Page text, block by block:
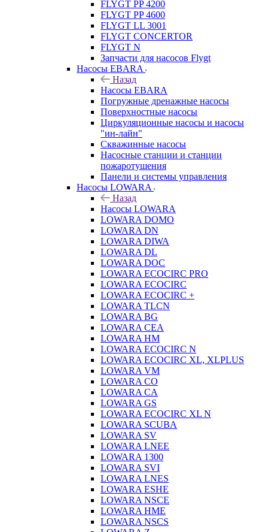
FLYGT PP 4200
FLYGT PP 4600
FLYGT LL 3001
FLYGT CONCERTOR
FLYGT N
Запчасти для насосов Flygt
Насосы EBARA
Назад
Насосы EBARA
Погружные дренажные насосы
Поверхностные насосы
Циркуляционные насосы и насосы
"ин-лайн"
Скважинные насосы
Насосные станции и станции
пожаротушения
Панели и системы управления
Насосы LOWARA
Назад
Насосы LOWARA
LOWARA DOMO
LOWARA DN
LOWARA DIWA
LOWARA DL
LOWARA DOC
LOWARA ECOCIRC PRO
LOWARA ECOCIRC
LOWARA ECOCIRC +
LOWARA TLCN
LOWARA BG
LOWARA CEA
LOWARA HM
LOWARA ECOCIRC N
LOWARA ECOCIRC XL, XLPLUS
LOWARA VM
LOWARA CO
LOWARA CA
LOWARA GS
LOWARA ECOCIRC XL N
LOWARA SCUBA
LOWARA SV
LOWARA LNEE
LOWARA 1300
LOWARA SVI
LOWARA LNES
LOWARA ESHE
LOWARA NSCE
LOWARA HME
LOWARA NSCS